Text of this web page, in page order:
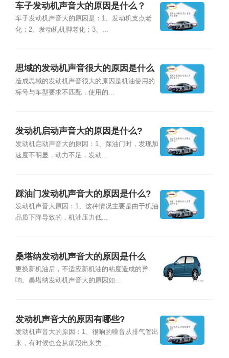
车子发动机声音大的原因是什么？
车子发动机声音大的原因是：1、发动机支点老
化；2、发动机机脚老化；3、...
思域的发动机声音很大的原因是什么
造成思域的发动机声音很大的原因是机油使用的
标号与车型要求不匹配，使用的...
发动机启动声音大的原因是什么?
发动机启动声音大的原因：1、踩油门时，发现加
速度不明显，动力不足，发动...
踩油门发动机声音大的原因是什么?
发动机声音大原因：1、这种情况主要是由于机油
品质下降导致的，机油压力低...
桑塔纳发动机声音大的原因是什么
更换新机油后，不适应新机油的粘度造成的异
响。桑塔纳发动机声音大的原因如...
发动机声音大的原因有哪些?
发动机声音大的原因：1、很响的噪音从排气管出
来，有时候也会从前段出来类...